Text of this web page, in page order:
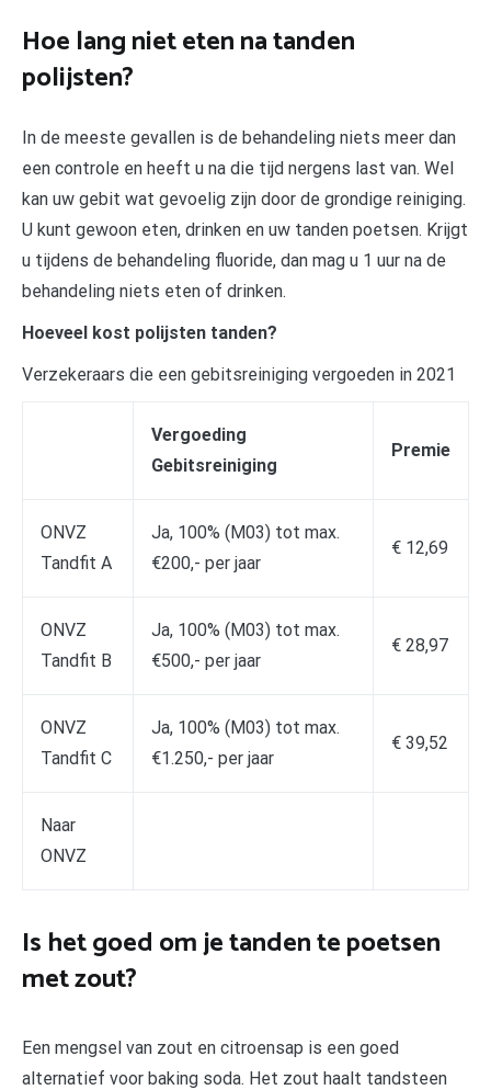
Hoe lang niet eten na tanden
polijsten?
In de meeste gevallen is de behandeling niets meer dan
een controle en heeft u na die tijd nergens last van. Wel
kan uw gebit wat gevoelig zijn door de grondige reiniging.
U kunt gewoon eten, drinken en uw tanden poetsen. Krijgt
u tijdens de behandeling fluoride, dan mag u 1 uur na de
behandeling niets eten of drinken.
Hoeveel kost polijsten tanden?
Verzekeraars die een gebitsreiniging vergoeden in 2021
Vergoeding
Gebitsreiniging
Premie
ONVZ
Tandfit A
Ja, 100% (M03) tot max.
€200,- per jaar
€ 12,69
ONVZ
Tandfit B
Ja, 100% (M03) tot max.
€500,- per jaar
€ 28,97
ONVZ
Tandfit C
Ja, 100% (M03) tot max.
€1.250,- per jaar
€ 39,52
Naar
ONVZ
Is het goed om je tanden te poetsen
met zout?
Een mengsel van zout en citroensap is een goed
alternatief voor baking soda. Het zout haalt tandsteen